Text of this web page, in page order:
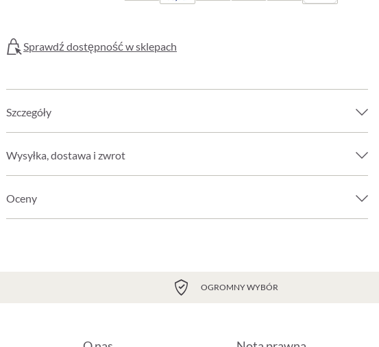
Sprawdź dostępność w sklepach
Szczegóły
Wysyłka, dostawa i zwrot
Oceny
OGROMNY WYBÓR